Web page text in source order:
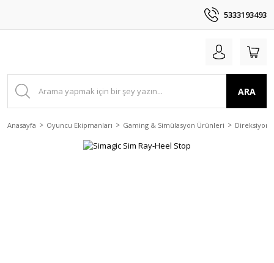
5333193493
ARA
Anasayfa Oyuncu Ekipmanları Gaming & Simülasyon Ürünleri Direksiyon